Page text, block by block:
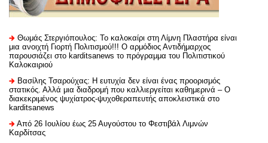
Θωμάς Στεργιόπουλος: Το καλοκαίρι στη Λίμνη Πλαστήρα είναι
μια ανοιχτή Γιορτή Πολιτισμού!!! Ο αρμόδιος Αντιδήμαρχος
παρουσιάζει στο karditsanews το πρόγραμμα του Πολιτιστικού
Καλοκαιριού
Βασίλης Τσαρούχας: Η ευτυχία δεν είναι ένας προορισμός
στατικός. Αλλά μια διαδρομή που καλλιεργείται καθημερινά – Ο
διακεκριμένος ψυχίατρος-ψυχοθεραπευτής αποκλειστικά στο
karditsanews
Από 26 Ιουλίου έως 25 Αυγούστου το Φεστιβάλ Λιμνών
Καρδίτσας